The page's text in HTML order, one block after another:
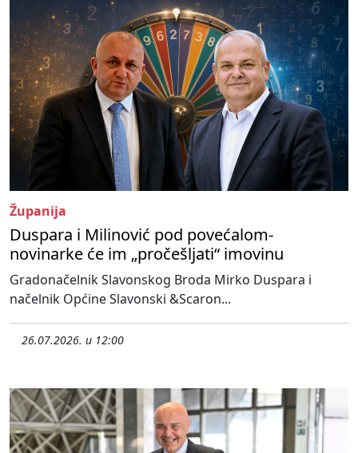
Županija
Duspara i Milinović pod povećalom-
novinarke će im „pročešljati“ imovinu
Gradonačelnik Slavonskog Broda Mirko Duspara i
načelnik Općine Slavonski &Scaron...
26.07.2026. u 12:00